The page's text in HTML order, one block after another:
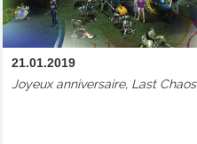
21.01.2019
Joyeux anniversaire, Last